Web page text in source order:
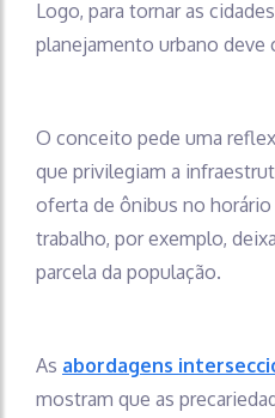
Logo, para tornar as
planejamento urbano deve
O conceito pede uma
que privilegiam a
oferta de ônibus no
trabalho, por exemplo,
parcela da população.
As abordagens
mostram que as